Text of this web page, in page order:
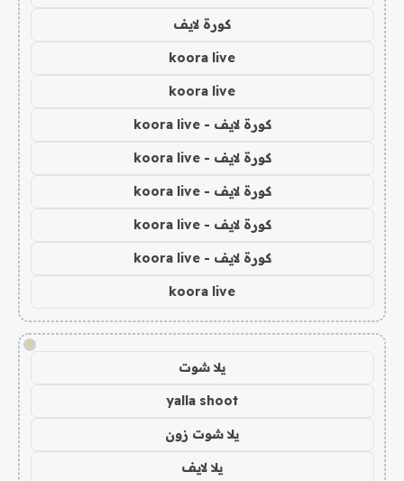
كورة لايف
koora live
koora live
كورة لايف - koora live
كورة لايف - koora live
كورة لايف - koora live
كورة لايف - koora live
كورة لايف - koora live
koora live
!
يلا شوت
yalla shoot
يلا شوت زون
يلا لايف